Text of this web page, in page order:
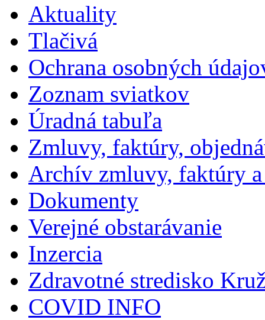
Aktuality
Tlačivá
Ochrana osobných
Zoznam sviatkov
Úradná tabuľa
Zmluvy, faktúry,
Archív zmluvy, faktúry
Dokumenty
Verejné obstarávanie
Inzercia
Zdravotné stredisko
COVID INFO